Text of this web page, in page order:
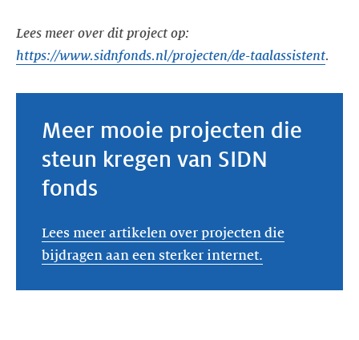
Lees meer over dit project op:
https://www.sidnfonds.nl/projecten/de-taalassistent.
Meer mooie projecten die
steun kregen van SIDN
fonds
Lees meer artikelen over projecten die
bijdragen aan een sterker internet.